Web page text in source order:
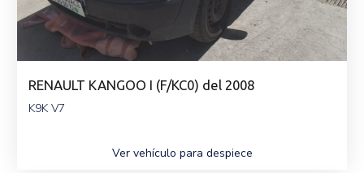
RENAULT KANGOO I (F/KC0) del 2008
K9K V7
Ver vehículo para despiece